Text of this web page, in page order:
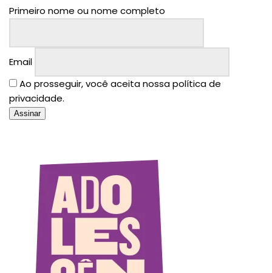
Primeiro nome ou nome completo
Email
Ao prosseguir, você aceita nossa política de
privacidade.